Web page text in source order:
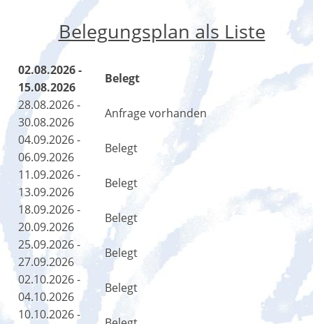
Belegungsplan als Liste
02.08.2026 -
15.08.2026
Belegt
28.08.2026 -
30.08.2026
Anfrage vorhanden
04.09.2026 -
06.09.2026
Belegt
11.09.2026 -
13.09.2026
Belegt
18.09.2026 -
20.09.2026
Belegt
25.09.2026 -
27.09.2026
Belegt
02.10.2026 -
04.10.2026
Belegt
10.10.2026 -